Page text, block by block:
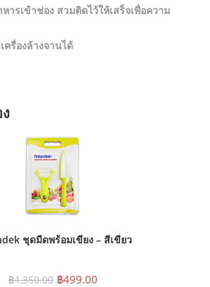
ารเข้าช่อง สวมติดไว้ให้เสร็จเพื่อความ
ครื่องล้างจานได้
ชุดมีดพร้อมเขียง – สีเขียว
฿1,350.00 Original
฿499.00Current